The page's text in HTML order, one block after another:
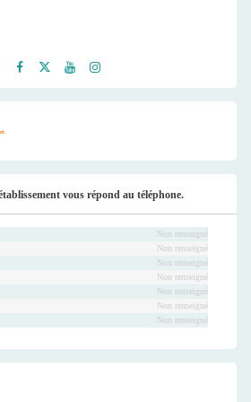
vous répond au téléphone.
Non renseigné
Non renseigné
Non renseigné
Non renseigné
Non renseigné
Non renseigné
Non renseigné